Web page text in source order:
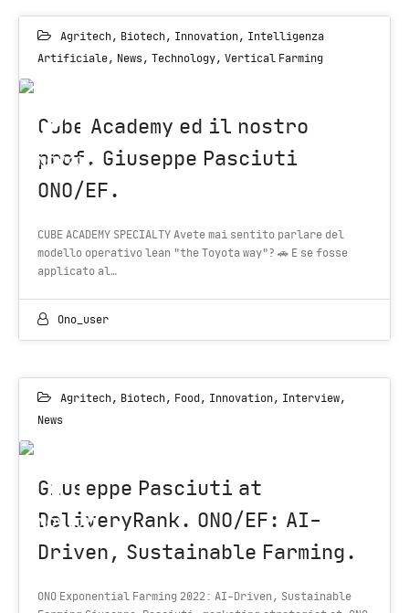
Agritech, Biotech, Innovation, Intelligenza
Artificiale, News, Technology, Vertical Farming
21
NOV 2021
Cube Academy ed il nostro
prof. Giuseppe Pasciuti
ONO/EF.
CUBE ACADEMY SPECIALTY Avete mai sentito parlare del
modello operativo lean "the Toyota way"? 🚗 E se fosse
applicato al…
Ono_user
Agritech, Biotech, Food , Innovation, Interview,
News
11
NOV 2021
Giuseppe Pasciuti at
DeliveryRank. ONO/EF: AI-
Driven, Sustainable Farming.
ONO Exponential Farming 2022: AI-Driven, Sustainable